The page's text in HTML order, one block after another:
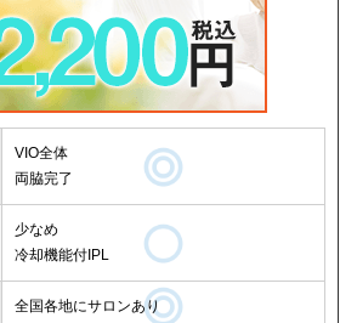
VIO全体
両脇完了
少なめ
冷却機能付IPL
全国各地にサロンあり